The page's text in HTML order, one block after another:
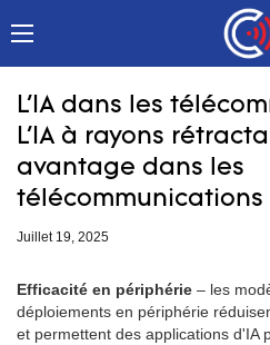
L'IA dans les
L'IA à rayons
avantage dans les
télécommunications
Juillet 19, 2025
Efficacité en périphérie – les
déploiements en périphérie
et permettent des applications d'IA